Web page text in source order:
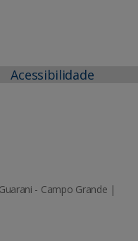
Acessibilidade
- Campo Grande |